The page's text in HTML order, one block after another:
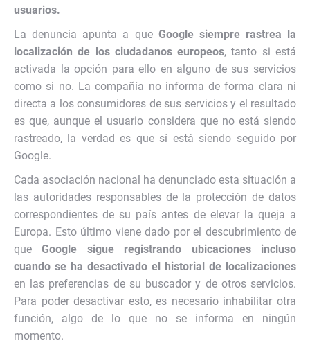
usuarios.
La denuncia apunta a que Google siempre rastrea la
localización de los ciudadanos europeos, tanto si está
activada la opción para ello en alguno de sus servicios
como si no. La compañía no informa de forma clara ni
directa a los consumidores de sus servicios y el resultado
es que, aunque el usuario considera que no está siendo
rastreado, la verdad es que sí está siendo seguido por
Google.
Cada asociación nacional ha denunciado esta situación a
las autoridades responsables de la protección de datos
correspondientes de su país antes de elevar la queja a
Europa. Esto último viene dado por el descubrimiento de
queGoogle sigue registrando ubicaciones incluso
cuando se ha desactivado el historial de localizaciones
en las preferencias de su buscador y de otros servicios.
Para poder desactivar esto, es necesario inhabilitar otra
función, algo de lo que no se informa en ningún
momento.